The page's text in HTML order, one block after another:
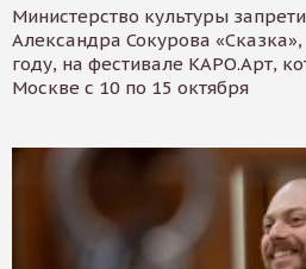
Министерство культуры
Александра Сокурова
году, на фестивале КАРО.Арт,
Москве с 10 по 15 октября